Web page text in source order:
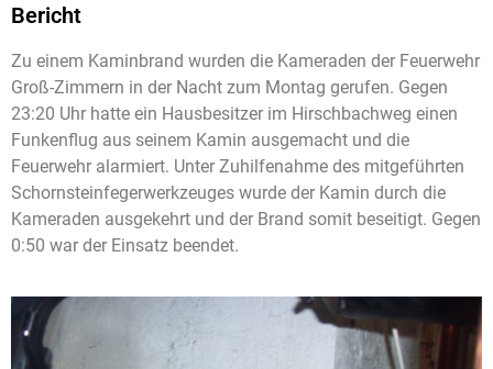
Bericht
Zu einem Kaminbrand wurden die Kameraden der Feuerwehr
Groß-Zimmern in der Nacht zum Montag gerufen. Gegen
23:20 Uhr hatte ein Hausbesitzer im Hirschbachweg einen
Funkenflug aus seinem Kamin ausgemacht und die
Feuerwehr alarmiert. Unter Zuhilfenahme des mitgeführten
Schornsteinfegerwerkzeuges wurde der Kamin durch die
Kameraden ausgekehrt und der Brand somit beseitigt. Gegen
0:50 war der Einsatz beendet.